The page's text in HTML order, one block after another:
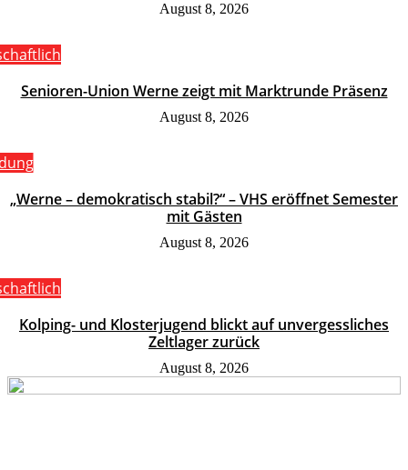
August 8, 2026
Senioren-Union Werne zeigt mit Marktrunde Präsenz
August 8, 2026
„Werne – demokratisch stabil?“ – VHS eröffnet Semester
mit Gästen
August 8, 2026
Kolping- und Klosterjugend blickt auf unvergessliches
Zeltlager zurück
August 8, 2026